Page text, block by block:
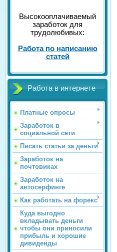
Высокооплачиваемый
заработок для
трудолюбивых:
Работа по написанию
статей
Работа в интернете
Платные опросы
Заработок в
социальной сети
Писать статьи за деньги
Заработок на
почтовиках
Заработок на
автосерфинге
Как работать на форекс
Куда выгодно
вкладывать деньги
чтобы они приносили
прибыль и хорошие
дивиденды